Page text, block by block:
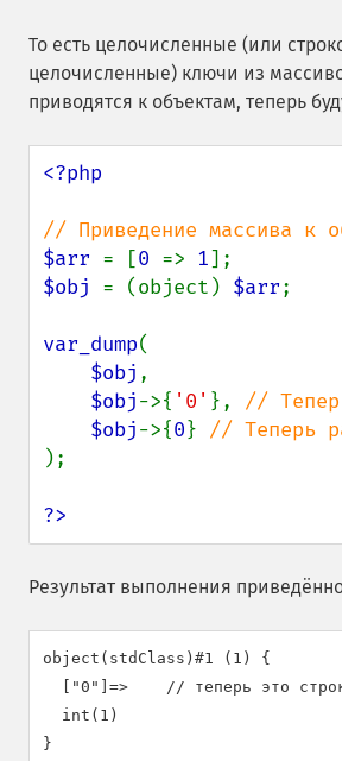
То есть целочисленные (или
целочисленные) ключи из
приводятся к объектам, теперь
<?php
$arr = [0 => 1
$obj = (object) $arr;
var_dump(
$obj ,
$obj->{ '0' }, //
$obj->{0}
);
?>
Результат выполнения
object(stdClass)#1 (1) {
["0"]=>    // теперь это
  int(1)
}